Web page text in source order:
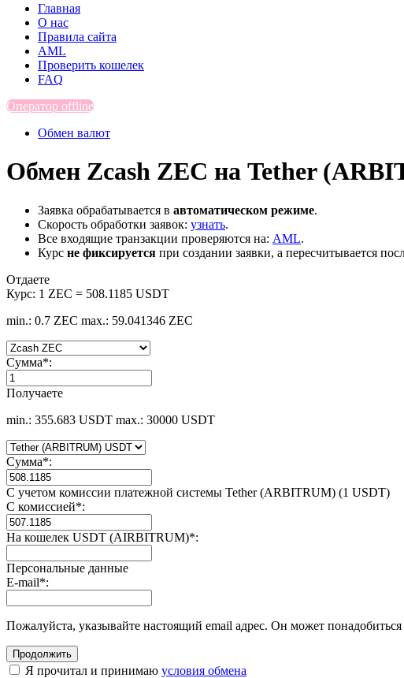
Главная
О нас
Правила сайта
AML
Проверить кошелек
FAQ
Оператор offline
Обмен валют
Обмен Zcash ZEC на Tether
Заявка обрабатывается в автоматическом режиме.
Скорость обработки заявок: узнать.
Все входящие транзакции проверяются на: AML.
Курс не фиксируется при создании заявки, а пересчитывается
Отдаете
Курс: 1 ZEC = 508.1185 USDT
min.: 0.7 ZEC max.: 59.041346 ZEC
Сумма*:
Получаете
min.: 355.683 USDT max.: 30000 USDT
Сумма*:
С учетом комиссии платежной системы Tether (ARBITRUM) (1 USDT)
С комиссией*:
На кошелек USDT (AIRBITRUM)*:
Персональные данные
E-mail*:
Пожалуйста, указывайте настоящий email адрес. Он может
Я прочитал и принимаю условия обмена